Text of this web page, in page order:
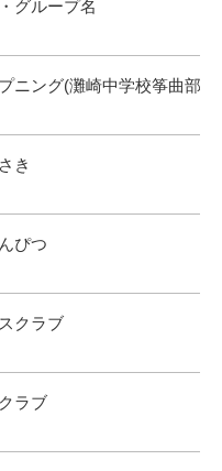
グループ名
ニング(灘崎中学校筝曲部)
き
ぴつ
クラブ
ラブ